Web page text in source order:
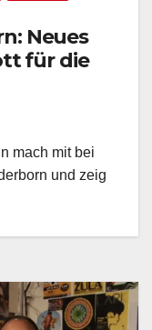
Neues
für die
mach mit bei
und zeig